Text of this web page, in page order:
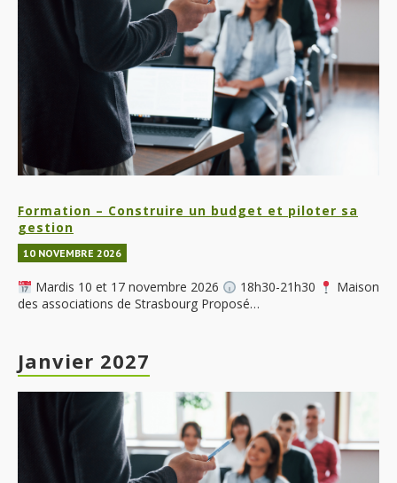
Formation – Construire un budget et piloter sa
gestion
10 NOVEMBRE 2026
Mardis 10 et 17 novembre 2026 18h30-21h30
Maison
des associations de Strasbourg Proposé…
Janvier 2027